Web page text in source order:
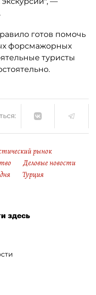
готов помочь
форсмажорных
туристы
рынок
Деловые новости
Турция
здесь